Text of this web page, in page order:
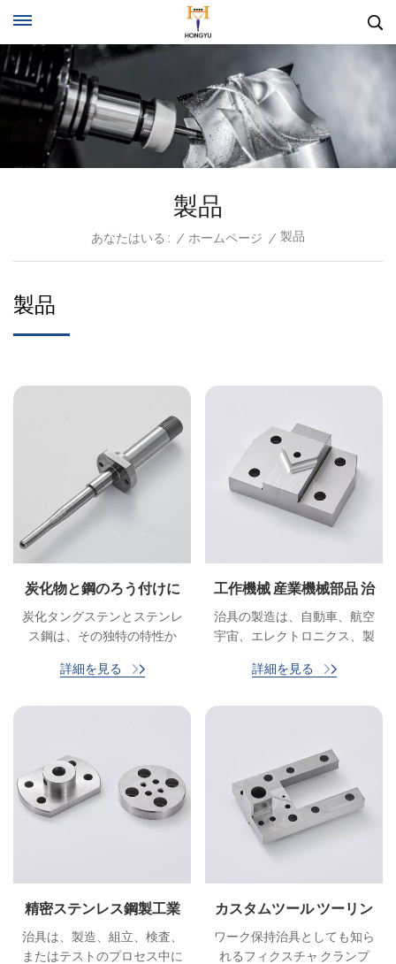
製品
あなたはいる : / ホームページ / 製品
製品
炭化物と鋼のろう付けに
よる自動車用スパークプ
ラグの打ち抜き金型パン
炭化タングステンとステンレ
ス鋼は、その独特の特性か
れています。これらの材料で
慮が必要です。ベストプラク
ティスを遵守し、熟練した溶
接工を雇用することで、メー
カーは炭化タングステンとス
テンレス鋼の両方の独自の強
いて信頼性と長寿命を確保す
ることができます。
詳細を見る
工作機械 産業機械部品 治
治具の製造は、自動車、航空
宇宙、エレクトロニクス、製
界で見られます。治具は、生
詳細を見る
精密ステンレス鋼製工業
用治具 治具 産業機械用治
具
治具は、製造、組立、検査、
またはテストのプロセス中に
カスタムツール ツーリン
グ治具
ワーク保持治具としても知ら
れるフィクスチャ クランプ